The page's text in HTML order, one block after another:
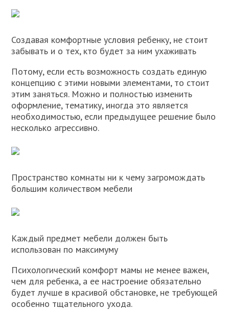
Создавая комфортные условия ребенку, не стоит
забывать и о тех, кто будет за ним ухаживать
Потому, если есть возможность создать единую
концепцию с этими новыми элементами, то стоит
этим заняться. Можно и полностью изменить
оформление, тематику, иногда это является
необходимостью, если предыдущее решение было
несколько агрессивно.
Пространство комнаты ни к чему загромождать
большим количеством мебели
Каждый предмет мебели должен быть
использован по максимуму
Психологический комфорт мамы не менее важен,
чем для ребенка, а ее настроение обязательно
будет лучше в красивой обстановке, не требующей
особенно тщательного ухода.